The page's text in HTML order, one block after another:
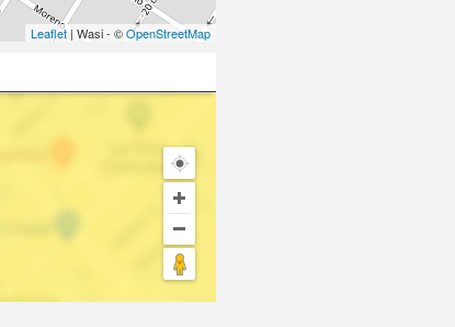
Leaflet| Wasi - ©OpenStreetMap